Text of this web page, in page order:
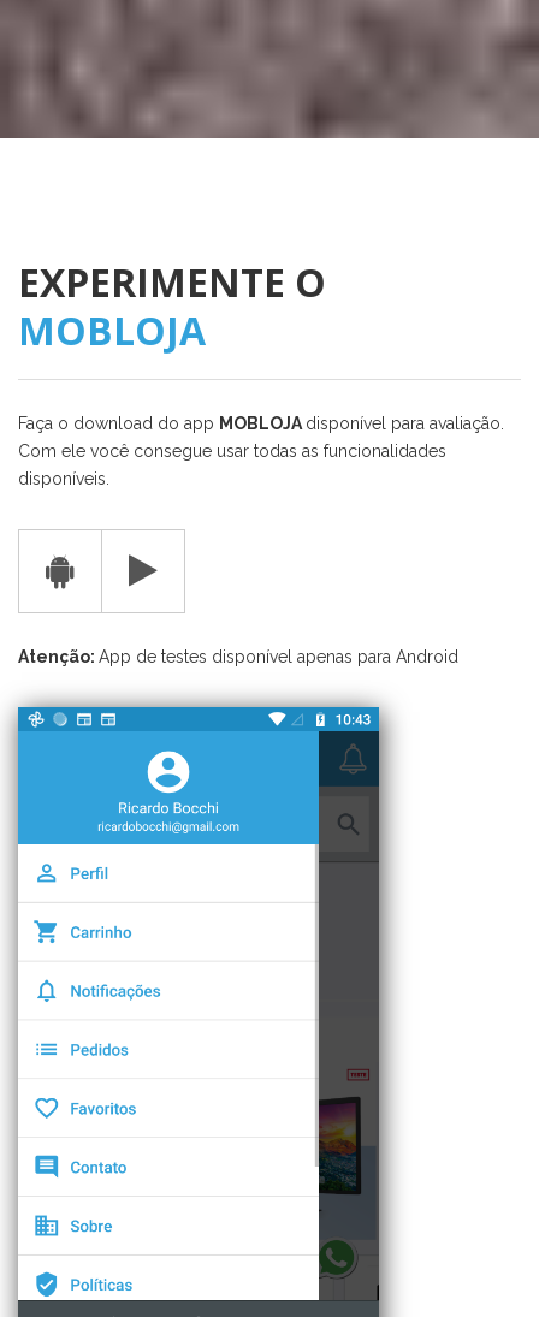
EXPERIMENTE O
MOBLOJA
Faça o download do app MOBLOJA disponível para avaliação.
Com ele você consegue usar todas as funcionalidades
disponíveis.
Atenção: App de testes disponível apenas para Android